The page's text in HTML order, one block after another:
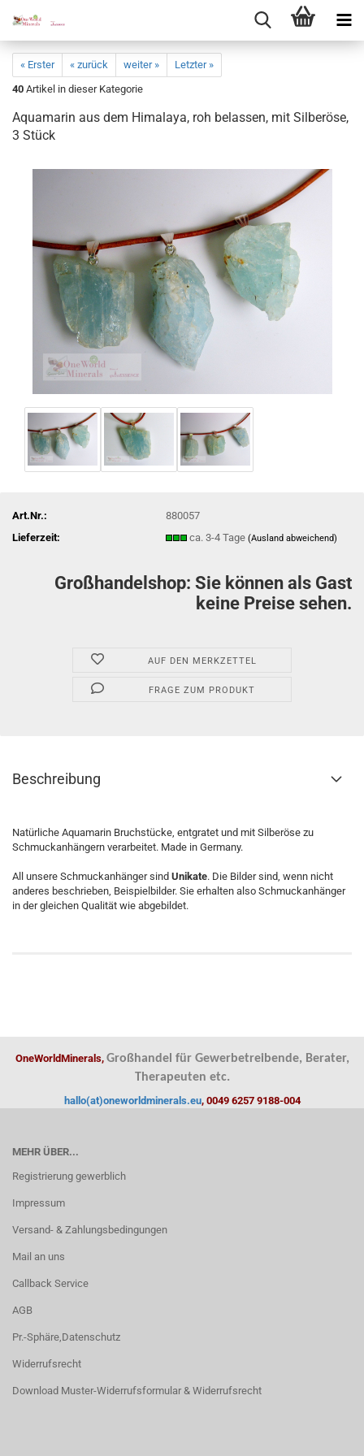
« Erster « zurück weiter »
Letzter »
40 Artikel in dieser Kategorie
Aqua­ma­rin aus dem Hi­ma­la­ya, roh be­las­sen, mit Sil­ber­ö­se,
3 Stück
Art.Nr.:
880057
Lieferzeit:
ca. 3-4 Tage(Ausland abweichend)
Großhandelshop: Sie können als Gast
keine Preise sehen.
AUF DEN MERKZETTEL
FRAGE ZUM PRODUKT
Beschreibung
Natürliche Aquamarin Bruchstücke, entgratet und mit Silberöse zu
Schmuckanhängern verarbeitet. Made in Germany.
All unsere Schmuckanhänger sind Unikate. Die Bilder sind, wenn nicht
anderes beschrieben, Beispielbilder. Sie erhalten also Schmuckanhänger
in der gleichen Qualität wie abgebildet.
OneWorldMinerals, Großhandel für Gewerbetreibende, Berater,
Therapeuten etc.
hallo(at)oneworldminerals.eu, 0049 6257 9188-004
MEHR ÜBER...
Registrierung gewerblich
Impressum
Versand- & Zahlungsbedingungen
Mail an uns
Callback Service
AGB
Pr.-Sphäre,Datenschutz
Widerrufsrecht
Download Muster-Widerrufsformular & Widerrufsrecht